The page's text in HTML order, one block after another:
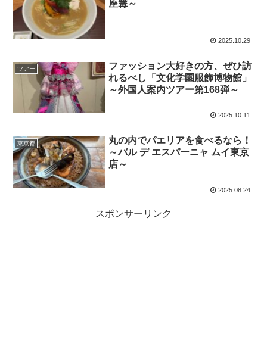
座篝～
2025.10.29
ツアー
ファッション大好きの方、ぜひ訪
れるべし「文化学園服飾博物館」
～外国人案内ツアー第168弾～
2025.10.11
東京都
丸の内でパエリアを食べるなら！
～バル デ エスパーニャ ムイ東京
店～
2025.08.24
スポンサーリンク